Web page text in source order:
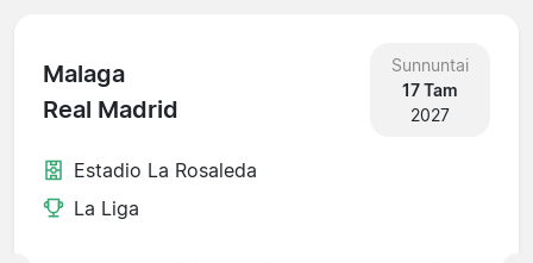
Malaga
Real Madrid
Sunnuntai
17 Tam
2027
Estadio La Rosaleda
La Liga